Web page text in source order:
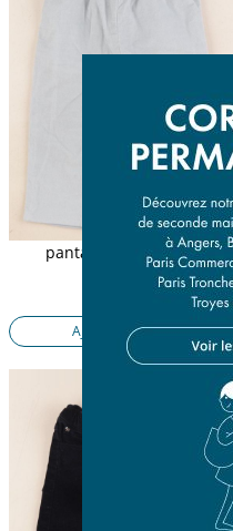
pantalon doublé bleu
Ajouter au panier
Presque parfait